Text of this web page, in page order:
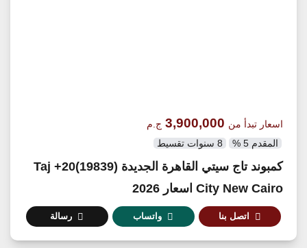
اسعار تبدأ من 3,900,000 ج.م
المقدم 5 % 8 سنوات تقسيط
كمبوند تاج سيتي القاهرة الجديدة (19839)20+ Taj
City New Cairo اسعار 2026
اتصل بنا واتساب رسالة